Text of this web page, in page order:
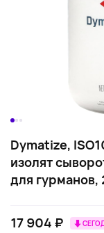
Dymatize,
изолят
для гурманов,
17 904 ₽